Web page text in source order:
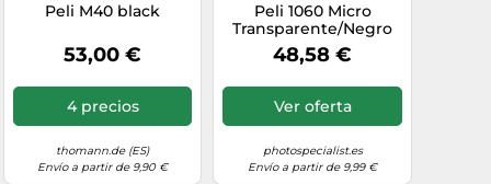
Peli M40 black
53,00 €
4 precios
thomann.de (ES)
Envío a partir de 9,90 €
Peli 1060 Micro
Transparente/Negro
48,58 €
Ver oferta
photospecialist.es
Envío a partir de 9,99 €